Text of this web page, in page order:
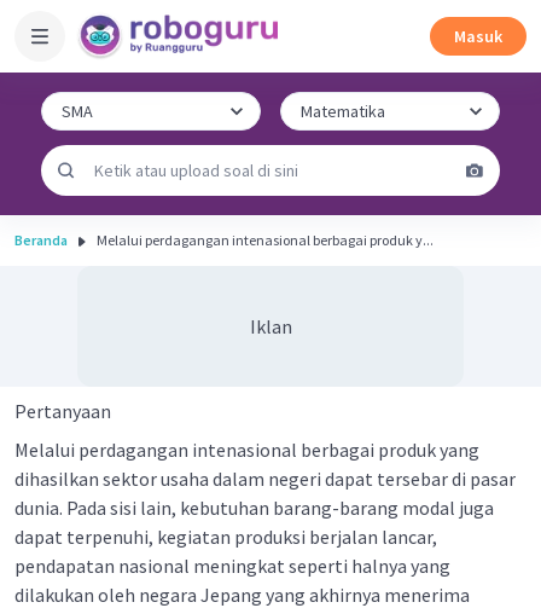
Masuk
Beranda Melalui perdagangan intenasional berbagai produk y...
Iklan
Pertanyaan
Melalui perdagangan intenasional berbagai produk yang
dihasilkan sektor usaha dalam negeri dapat tersebar di pasar
dunia. Pada sisi lain, kebutuhan barang-barang modal juga
dapat terpenuhi, kegiatan produksi berjalan lancar,
pendapatan nasional meningkat seperti halnya yang
dilakukan oleh negara Jepang yang akhirnya menerima